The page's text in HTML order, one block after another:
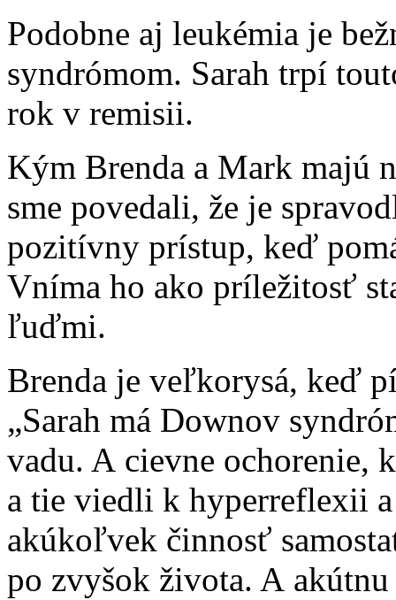
Podobne aj leukémia je
syndrómom. Sarah trpí
rok v remisii.
Kým Brenda a Mark majú
sme povedali, že je
pozitívny prístup, keď
Vníma ho ako príležitosť
ľuďmi.
Brenda je veľkorysá, keď
„Sarah má Downov
vadu. A cievne ochorenie,
a tie viedli k hyperreflexii
akúkoľvek činnosť
po zvyšok života. A